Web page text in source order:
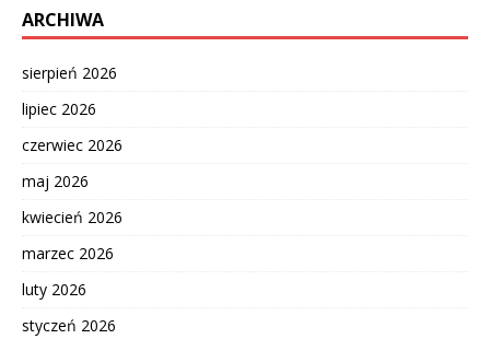
ARCHIWA
sierpień 2026
lipiec 2026
czerwiec 2026
maj 2026
kwiecień 2026
marzec 2026
luty 2026
styczeń 2026